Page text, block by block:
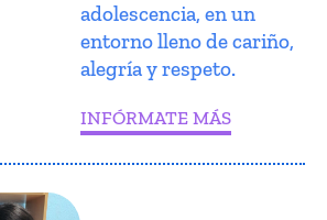
adolescencia, en un
entorno lleno de cariño,
alegría y respeto.
INFÓRMATE MÁS